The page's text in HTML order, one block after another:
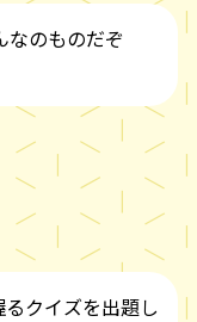
なのものだぞ
クイズを出題し